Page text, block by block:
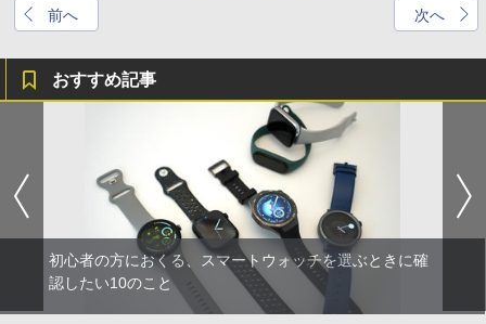
前へ 次へ
おすすめ記事
初心者の方におくる、スマートウォッチを選ぶときに確
認したい10のこと